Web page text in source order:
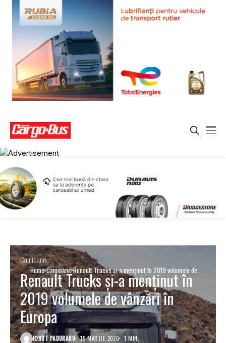
Home Camioane Renault Trucks și-a menținut în 2019 volumele de
vânzări în Europa
Camioane
Renault Trucks și-a menținut în
2019 volumele de vânzări în
Europa
IONUT PADURARU 19 MARTIE 2020 1 MIN.